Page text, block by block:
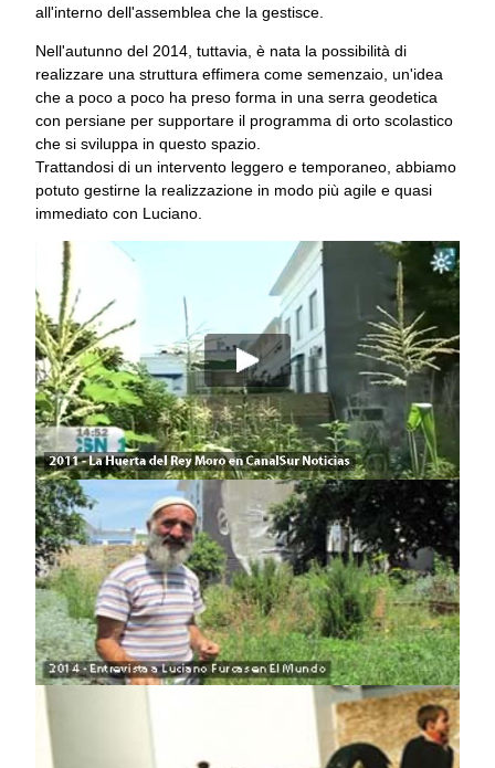
all'interno dell'assemblea che la gestisce.
Nell'autunno del 2014, tuttavia, è nata la possibilità di
realizzare una struttura effimera come semenzaio, un'idea
che a poco a poco ha preso forma in una serra geodetica
con persiane per supportare il programma di orto scolastico
che si sviluppa in questo spazio.
Trattandosi di un intervento leggero e temporaneo, abbiamo
potuto gestirne la realizzazione in modo più agile e quasi
immediato con Luciano.